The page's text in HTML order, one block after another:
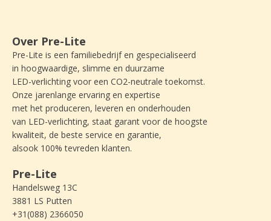
Over Pre-Lite
Pre-Lite is een familiebedrijf en gespecialiseerd
in hoogwaardige, slimme en duurzame
LED-verlichting voor een CO2-neutrale toekomst.
Onze jarenlange ervaring en expertise
met het produceren, leveren en onderhouden
van LED-verlichting, staat garant voor de hoogste
kwaliteit, de beste service en garantie,
alsook 100% tevreden klanten.
Pre-Lite
Handelsweg 13C
3881 LS Putten
+31(088) 2366050